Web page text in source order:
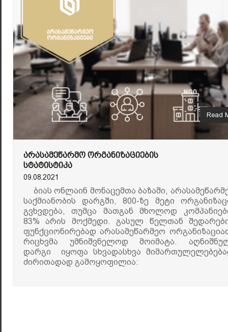
Read
ᲐᲠᲐᲡᲐᲛᲔᲬᲐᲠᲛᲝ ᲝᲠᲒᲐᲜᲘᲖᲐᲪᲘᲔᲑᲘᲡ
ᲡᲢᲐᲢᲘᲡᲢᲘᲙᲐ
09.08.2021
ბიას ონლაინ მონაცემთა ბაზაში,
საქმიანობის დარგში, 800-ზე მეტი
გვხვდება, თუმცა მათგან მხოლოდ
83% არის მოქმედი. გასულ წელთან
ფუნქციონირებად არასამეწარმეო
რიცხვმა უმნიშვნელოდ მოიმატა.
დარგი იყოფა სხვადასხვა
ძირითადად გამოყოფილია: